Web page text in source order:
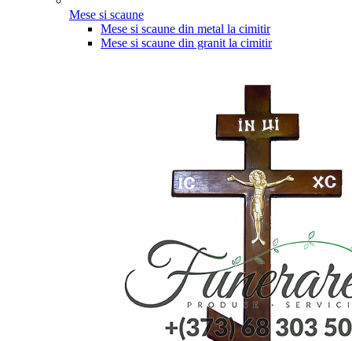
Mese si scaune
Mese si scaune din metal la cimitir
Mese si scaune din granit la cimitir